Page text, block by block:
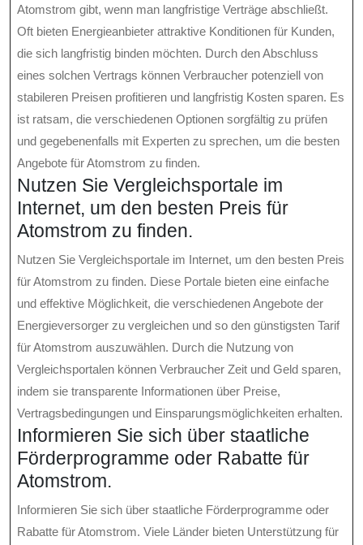
Atomstrom gibt, wenn man langfristige Verträge abschließt.
Oft bieten Energieanbieter attraktive Konditionen für Kunden,
die sich langfristig binden möchten. Durch den Abschluss
eines solchen Vertrags können Verbraucher potenziell von
stabileren Preisen profitieren und langfristig Kosten sparen. Es
ist ratsam, die verschiedenen Optionen sorgfältig zu prüfen
und gegebenenfalls mit Experten zu sprechen, um die besten
Angebote für Atomstrom zu finden.
Nutzen Sie Vergleichsportale im
Internet, um den besten Preis für
Atomstrom zu finden.
Nutzen Sie Vergleichsportale im Internet, um den besten Preis
für Atomstrom zu finden. Diese Portale bieten eine einfache
und effektive Möglichkeit, die verschiedenen Angebote der
Energieversorger zu vergleichen und so den günstigsten Tarif
für Atomstrom auszuwählen. Durch die Nutzung von
Vergleichsportalen können Verbraucher Zeit und Geld sparen,
indem sie transparente Informationen über Preise,
Vertragsbedingungen und Einsparungsmöglichkeiten erhalten.
Informieren Sie sich über staatliche
Förderprogramme oder Rabatte für
Atomstrom.
Informieren Sie sich über staatliche Förderprogramme oder
Rabatte für Atomstrom. Viele Länder bieten Unterstützung für